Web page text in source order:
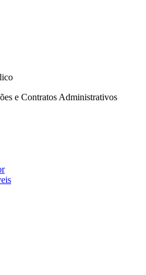
e Contratos Administrativos